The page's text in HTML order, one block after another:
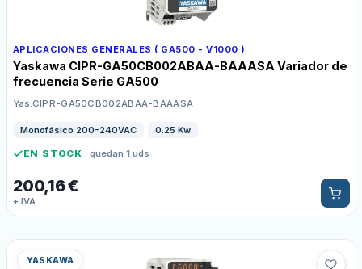
APLICACIONES GENERALES ( GA500 - V1000 )
Yaskawa CIPR-GA50CB002ABAA-BAAASA Variador de
frecuencia Serie GA500
Yas.CIPR-GA50CB002ABAA-BAAASA
Monofásico 200-240VAC 0.25 Kw
EN STOCK · quedan 1 uds
200,16€
+ IVA
YASKAWA